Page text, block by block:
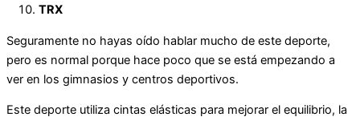
TRX
Seguramente no hayas oído hablar mucho de este deporte,
pero es normal porque hace poco que se está empezando a
ver en los gimnasios y centros deportivos.
Este deporte utiliza cintas elásticas para mejorar el equilibrio, la